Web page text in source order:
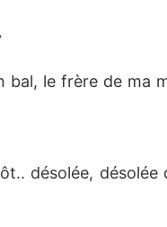
bal, le frère de ma
désolée,